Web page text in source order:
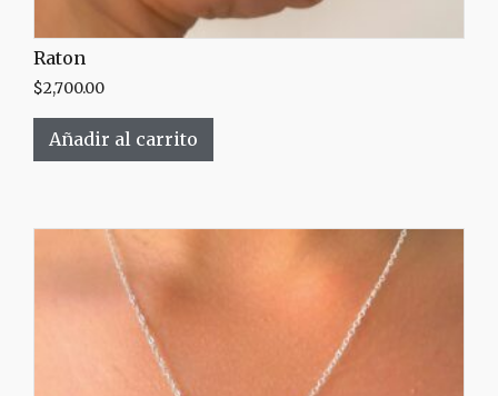
Raton
$2,700.00
Añadir al carrito